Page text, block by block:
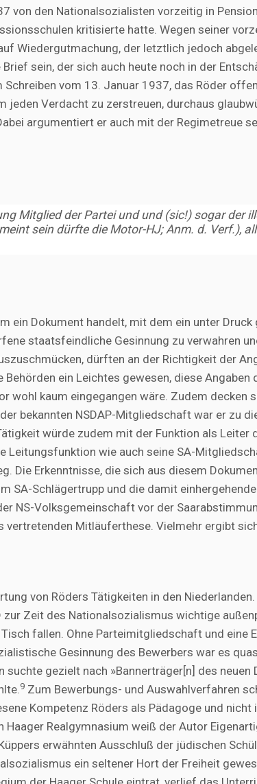
von den Nationalsozialisten vorzeitig in
kritisierte hatte. Wegen seiner
Wiedergutmachung, der letztlich jedoch
sein, der sich auch heute noch in der
vom 13. Januar 1937, das Röder
jeden Verdacht zu zerstreuen, durchaus
argumentiert er auch mit der Regimetreue
Mitglied der Partei und und(sic!)sogar der
sein dürfte die Motor-HJ; Anm. d. Verf.),
ein Dokument handelt, mit dem ein unter
staatsfeindliche Gesinnung zu verwahren
dürften an der Richtigkeit der
ein Leichtes gewesen, diese Angaben
wohl kaum eingegangen wäre. Zudem decken
bekannten NSDAP-Mitgliedschaft war er zu
würde zudem mit der Funktion als Leiter
Leitungsfunktion wie auch seine SA-
Die Erkenntnisse, die sich aus diesem
SA-Schlägertrupp und die damit
NS-Volksgemeinschaft vor der
vertretenden Mitläuferthese. Vielmehr ergibt
von Röders Tätigkeiten in den
zur Zeit des Nationalsozialismus wichtige
fallen. Ohne Parteimitgliedschaft und eine
Gesinnung des Bewerbers war es
suchte gezielt nach »Bannerträger[n] des neuen
9 Zum Bewerbungs- und Auswahlverfahren
Kompetenz Röders als Pädagoge und nicht
Haager Realgymnasium weiß der Autor
erwähnten Ausschluß der jüdischen
ein seltener Hort der Freiheit